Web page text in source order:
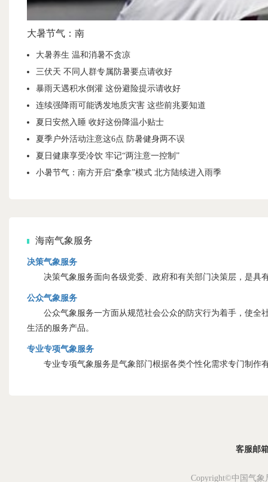
大暑节气：南
大暑养生 温和消暑不贪凉
三伏天 不同人群专属防暑要点请收好
暴雨天遇积水倒灌 这份避险提示请收好
连续强降雨可能诱发地质灾害 这些前兆要知道
夏日安然入睡 收好这份降温小贴士
夏季户外活动注意这6点 防暑健身两不误
夏日健康享受冷饮 牢记“两注意一控制”
小暑节气：南方开启“桑拿”模式 北方陆续进入雨季
海南气象服务
决策气象服务
决策气象服务面向各级党委、政府和有关部门决策层，是具
公众气象服务
公众气象服务一方面从规范社会公众的防灾行为着手，使全
生活的服务产品。
专业专项气象服务
专业专项气象服务是气象部门根据各类个性化需求专门制作
客服邮
Copyright©中国气象